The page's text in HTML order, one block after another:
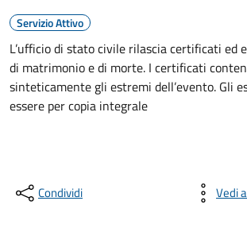
Servizio Attivo
L’ufficio di stato civile rilascia certificati ed
di matrimonio e di morte. I certificati
sinteticamente gli estremi dell’evento. Gli
essere per copia integrale
Condividi Vedi